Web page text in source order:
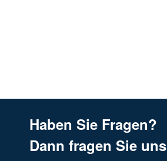
Haben Sie Fragen?
Dann fragen Sie uns